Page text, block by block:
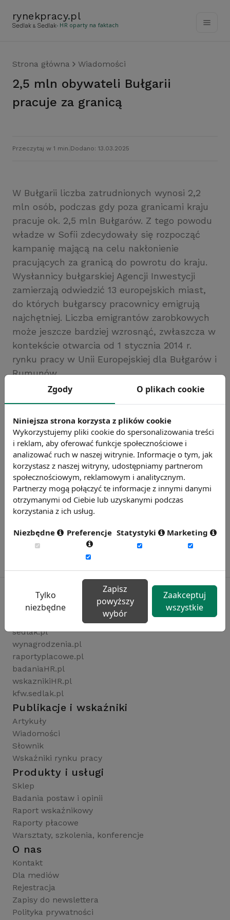
rynekpracy.pl
- HR oparty na faktach
Strona główna Wiadomości
2,5 mln obywateli Bułgarii
pracuje za granicą
Przeczytaj w 1 min. Dodano: 13.03.2025
W Bułgarii liczba zatrudnionych wynosi 2,2
mln osób, podczas gdy poza granicami kraju
pracuje ok. 2,5 mln Bułgarów. Z tego powodu
władze w Sofii zdecydowały się rozpocząć
kampanię mającą na celu nakłonienie
pracujących za granicą do powrotu do kraju.
Wysłannicy bułgarskiej Agencji Inwestycji
zamierzają odwiedzić 13 europejskich miast,
do których bułgarscy pracownicy emigrują
najchętniej. Liczba emigrantów zarobkowych
może jeszcze bardziej wzrosnąć, zwłaszcza w
kontekście otwarcia od 1 stycznia 2014 r.
rynku pracy w Unii Europejskiej dla Bułgarów i
Rumunów.
Źródło: Standartnews
Chcesz wiedzieć więcej?
Zobacz więcej wiadomości
Rynekpracy.pl
sedlak.pl
wynagrodzenia.pl
raportyplacowe.pl
badaniaHR.pl
wskaznikiHR.pl
kfw.sedlak.pl
Publikacje i wskaźniki
Artykuły
Wiadomości
Słownik
Wskaźniki rynku pracy
Produkty i usługi
Sklep
Badania postaw i opinii
Raport wskaźnikowy
Raporty płacowe
Warsztaty, szkolenia, konferencje
O nas
Kontakt
Dla mediów
Rejestracja
Zapisy do newslettera
Polityka prywatności
Zgody O plikach cookie
Niniejsza strona korzysta z plików cookie
Wykorzystujemy pliki cookie do spersonalizowania treści
i reklam, aby oferować funkcje społecznościowe i
analizować ruch w naszej witrynie. Informacje o tym, jak
korzystasz z naszej witryny, udostępniamy partnerom
społecznościowym, reklamowym i analitycznym.
Partnerzy mogą połączyć te informacje z innymi danymi
otrzymanymi od Ciebie lub uzyskanymi podczas
korzystania z ich usług.
Niezbędne Preferencje Statystyki Marketing
Tylko
niezbędne
Zapisz
powyższy
wybór
Zaakceptuj
wszystkie